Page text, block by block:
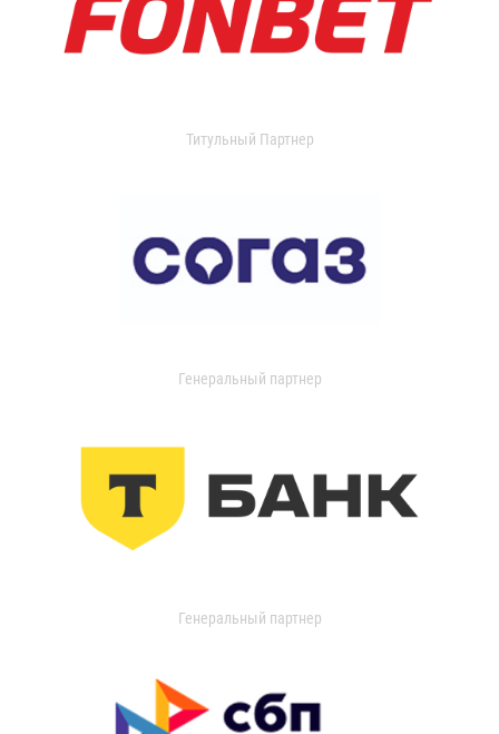
Титульный Партнер
Генеральный партнер
Генеральный партнер